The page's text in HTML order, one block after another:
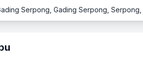
Serpong, Gading Serpong,